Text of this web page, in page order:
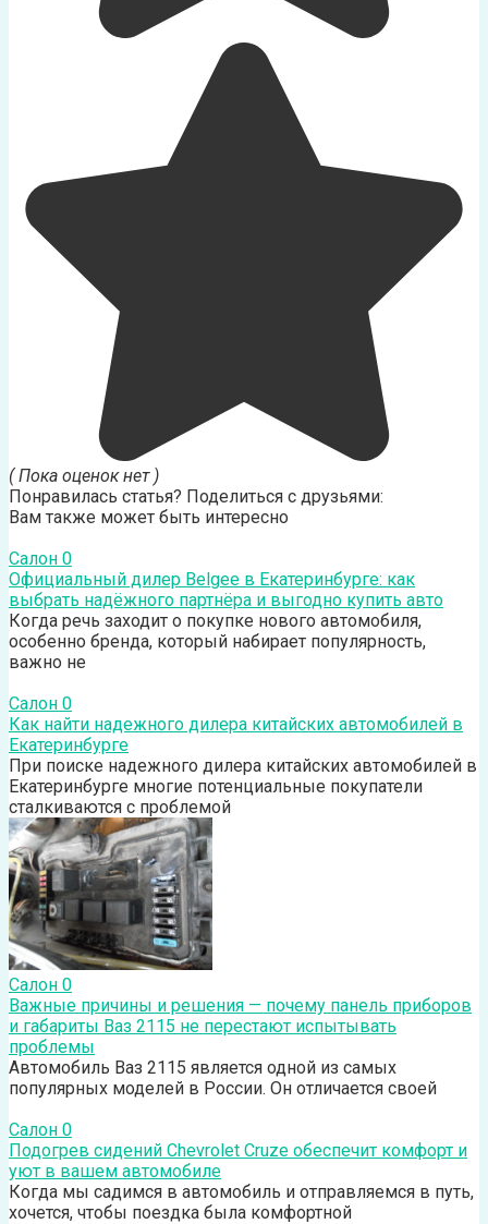
( Пока оценок нет )
Понравилась статья? Поделиться с друзьями:
Вам также может быть интересно
Салон 0
Официальный дилер Belgee в Екатеринбурге: как
выбрать надёжного партнёра и выгодно купить авто
Когда речь заходит о покупке нового автомобиля,
особенно бренда, который набирает популярность,
важно не
Салон 0
Как найти надежного дилера китайских автомобилей в
Екатеринбурге
При поиске надежного дилера китайских автомобилей в
Екатеринбурге многие потенциальные покупатели
сталкиваются с проблемой
Салон 0
Важные причины и решения — почему панель приборов
и габариты Ваз 2115 не перестают испытывать
проблемы
Автомобиль Ваз 2115 является одной из самых
популярных моделей в России. Он отличается своей
Салон 0
Подогрев сидений Chevrolet Cruze обеспечит комфорт и
уют в вашем автомобиле
Когда мы садимся в автомобиль и отправляемся в путь,
хочется, чтобы поездка была комфортной